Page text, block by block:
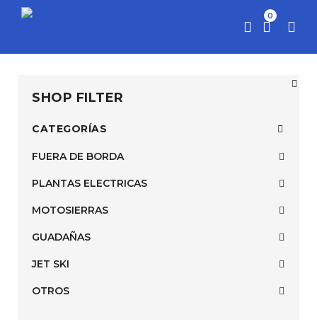
0
SHOP FILTER
CATEGORÍAS
FUERA DE BORDA
PLANTAS ELECTRICAS
MOTOSIERRAS
GUADAÑAS
JET SKI
OTROS